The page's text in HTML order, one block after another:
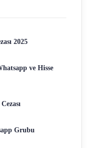
2025
ve Hisse
Grubu